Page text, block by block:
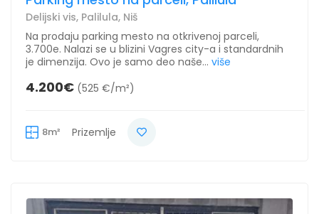
Delijski vis, Palilula, Niš
Na prodaju parking mesto na otkrivenoj parceli,
3.700e. Nalazi se u blizini Vagres city-a i standardnih
je dimenzija. Ovo je samo deo naše... više
4.200€ (525 €/m²)
8m² Prizemlje